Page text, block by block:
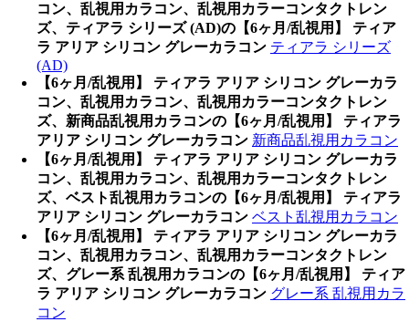
コン、乱視用カラコン、乱視用カラーコンタクトレン
ズ、ティアラ シリーズ (AD)の【6ヶ月/乱視用】 ティア
ラ アリア シリコン グレーカラコン ティアラ シリーズ
(AD)
【6ヶ月/乱視用】 ティアラ アリア シリコン グレーカラ
コン、乱視用カラコン、乱視用カラーコンタクトレン
ズ、新商品乱視用カラコンの【6ヶ月/乱視用】 ティアラ
アリア シリコン グレーカラコン 新商品乱視用カラコン
【6ヶ月/乱視用】 ティアラ アリア シリコン グレーカラ
コン、乱視用カラコン、乱視用カラーコンタクトレン
ズ、ベスト乱視用カラコンの【6ヶ月/乱視用】 ティアラ
アリア シリコン グレーカラコン ベスト乱視用カラコン
【6ヶ月/乱視用】 ティアラ アリア シリコン グレーカラ
コン、乱視用カラコン、乱視用カラーコンタクトレン
ズ、グレー系 乱視用カラコンの【6ヶ月/乱視用】 ティア
ラ アリア シリコン グレーカラコン グレー系 乱視用カラ
コン